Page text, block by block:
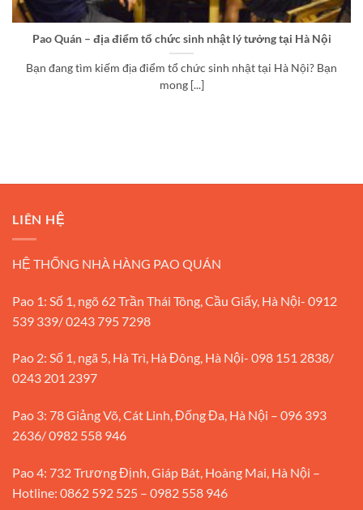
Pao Quán – địa điểm tổ chức sinh nhật lý tưởng tại Hà Nội
Bạn đang tìm kiếm địa điểm tổ chức sinh nhật tại Hà Nội? Bạn
mong [...]
LIÊN HỆ
HỆ THỐNG NHÀ HÀNG PAO QUÁN
Pao 1: Số 1, ngõ 62 Trần Thái Tông, Cầu Giấy, Hà Nội- 0912
539 339/ 0243 795 7298
Pao 2: Số 1, ngã 5, Hà Trì, Hà Đông, Hà Nội- 098 151 2838/
0243 201 2397
Pao 3: 78 Giảng Võ, Cát Linh, Đống Đa, Hà Nội – 096 393
2636/ 0982 558 946
Pao 4: 732 Trương Định, Giáp Bát, Hoàng Mai, Hà Nội –
Hotline: 0862 592 525 – 0982 558 946